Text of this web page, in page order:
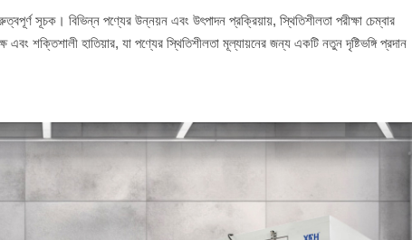
সূচক। বিভিন্ন পণ্যের উন্নয়ন এবং উৎপাদন প্রক্রিয়ায়, স্থিতিশীলতা পরীক্ষা চেম্বার
শক্তিশালী হাতিয়ার, যা পণ্যের স্থিতিশীলতা মূল্যায়নের জন্য একটি নতুন দৃষ্টিভঙ্গি প্রদান